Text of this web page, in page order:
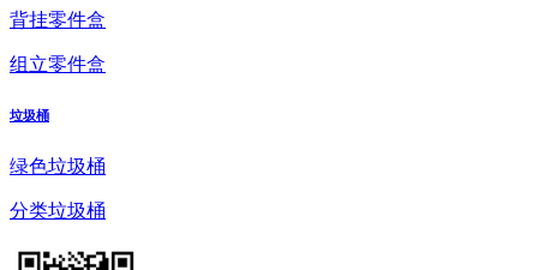
背挂零件盒
组立零件盒
垃圾桶
绿色垃圾桶
分类垃圾桶